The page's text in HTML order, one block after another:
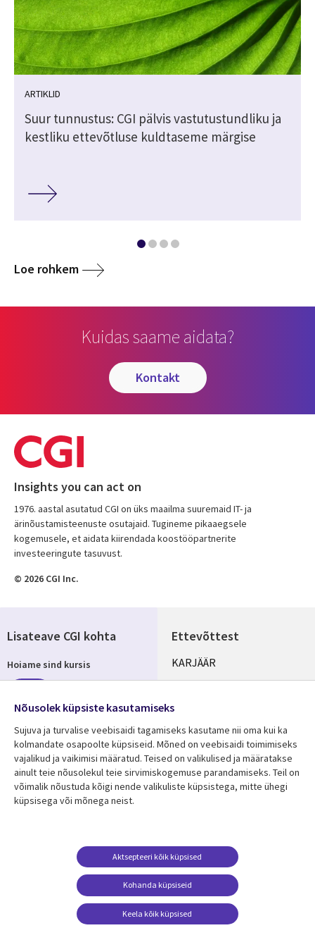
ARTIKLID
Suur tunnustus: CGI pälvis vastutustundliku ja
kestliku ettevõtluse kuldtaseme märgise
Loe rohkem
Kuidas saame aidata?
kontakt
Insights you can act on
1976. aastal asutatud CGI on üks maailma suuremaid IT- ja
ärinõustamisteenuste osutajaid. Tugineme pikaaegsele
kogemusele, et aidata kiirendada koostööpartnerite
investeeringute tasuvust.
© 2026 CGI Inc.
Ettevõttest
Useful
links
ESTONIA
KARJÄÄR
KONTORID
Ressursikeskus
ESTONIA
Viimased uudised
Tugi
Legal
ESTONIA
Õigused
Privaatsus
Juurdepääs
Lisateave CGI kohta
Hoiame sind kursis
Jälgi meid
Social
Media
Nõusolek küpsiste kasutamiseks
Sujuva ja turvalise veebisaidi tagamiseks kasutame nii oma kui ka
kolmandate osapoolte küpsiseid. Mõned on veebisaidi toimimiseks
vajalikud ja vaikimisi määratud. Teised on valikulised ja määratakse
ainult teie nõusolekul teie sirvimiskogemuse parandamiseks. Teil on
võimalik nõustuda kõigi nende valikuliste küpsistega, mitte ühegi
küpsisega või mõnega neist.
Kohanda küpsiseid
Aktsepteeri kõik küpsised
Keela kõik küpsised